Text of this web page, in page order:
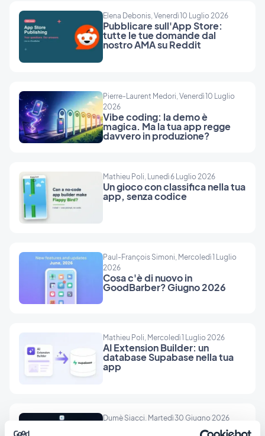
Elena Debonis, Venerdì 10 Luglio 2026
Pubblicare sull'App Store:
tutte le tue domande dal
nostro AMA su Reddit
Pierre-Laurent Medori, Venerdì 10 Luglio
2026
Vibe coding: la demo è
magica. Ma la tua app regge
davvero in produzione?
Mathieu Poli, Lunedì 6 Luglio 2026
Un gioco con classifica nella tua
app, senza codice
Paul-François Simoni, Mercoledì 1 Luglio
2026
Cosa c'è di nuovo in
GoodBarber? Giugno 2026
Mathieu Poli, Mercoledì 1 Luglio 2026
AI Extension Builder: un
database Supabase nella tua
app
Dumè Siacci, Martedì 30 Giugno 2026
AI Extension Builder: carica i